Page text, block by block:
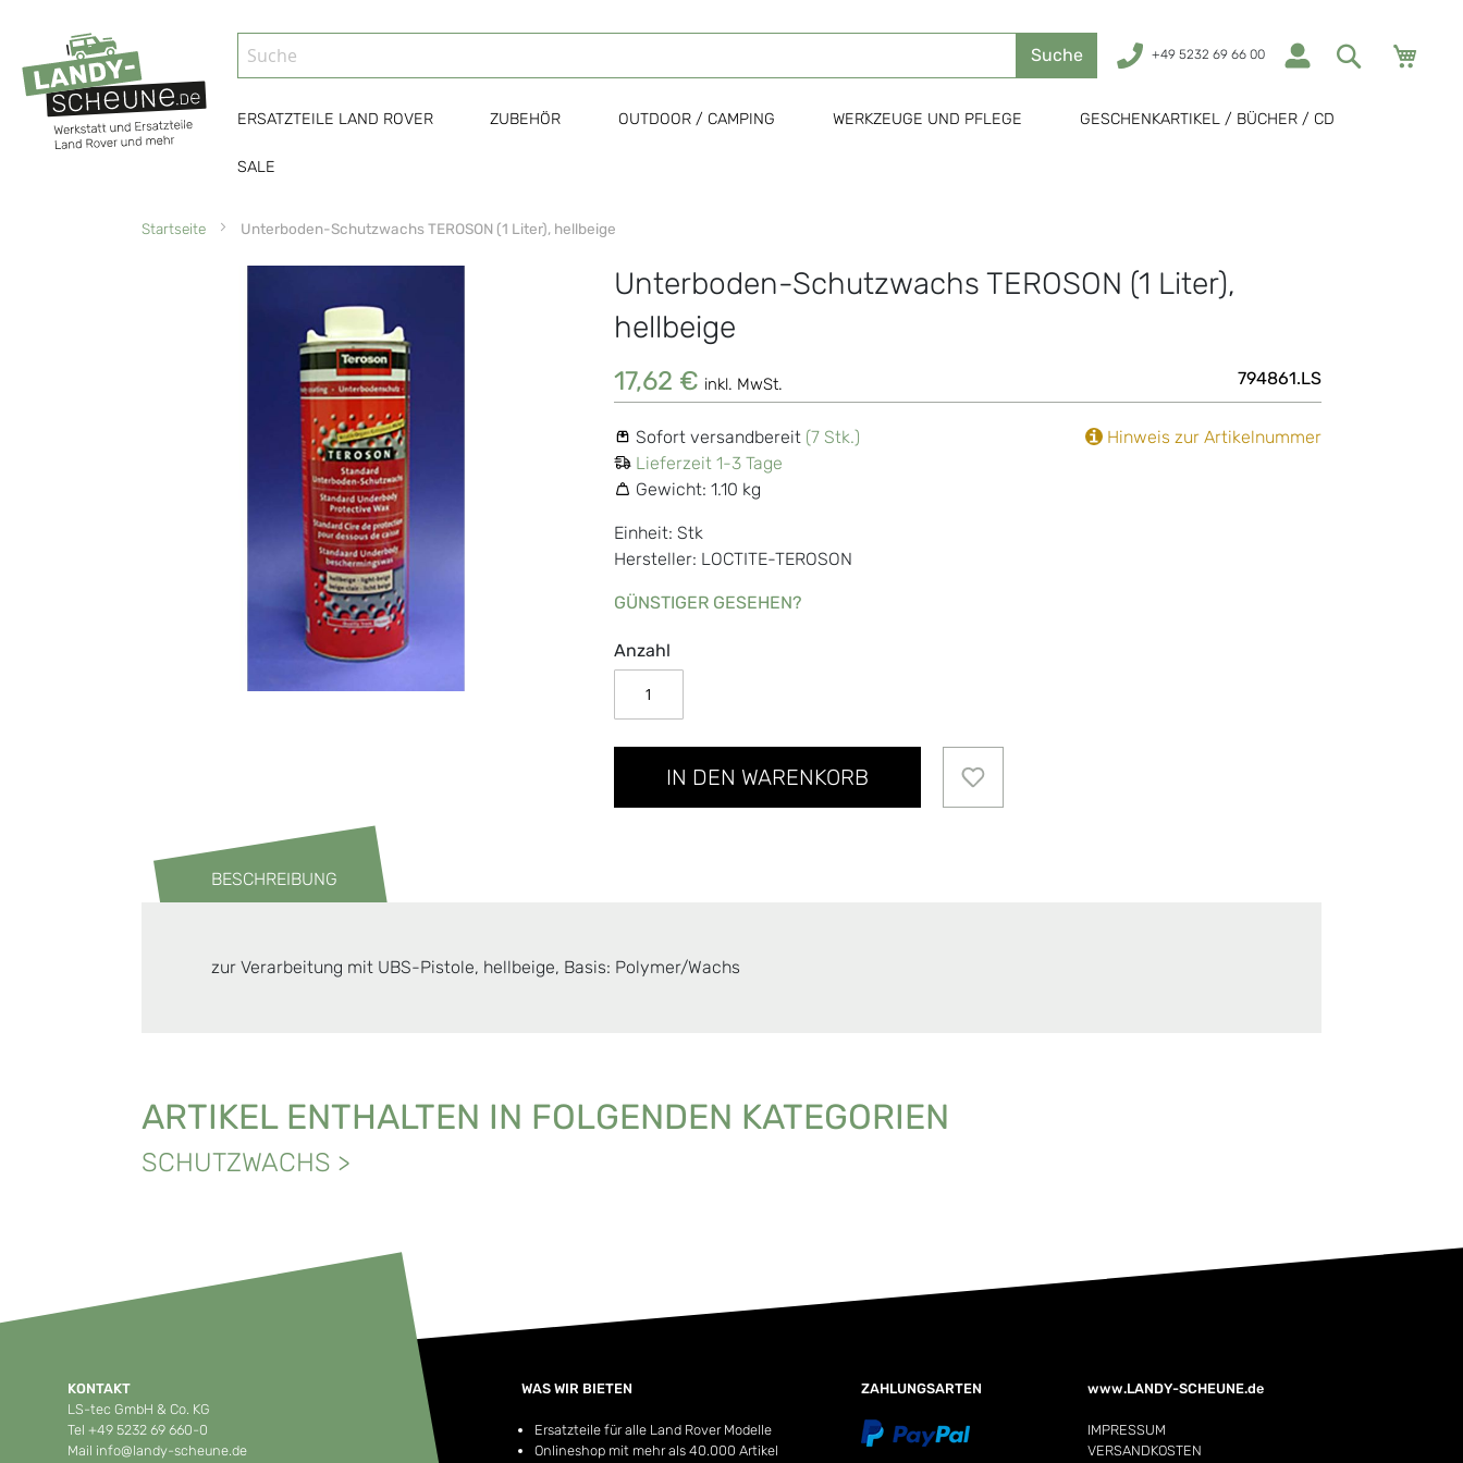
Suche +49 5232 69 66 00
ERSATZTEILE LAND ROVER ZUBEHÖR OUTDOOR / CAMPING WERKZEUGE UND PFLEGE GESCHENKARTIKEL / BÜCHER / CD
SALE
Startseite Unterboden-Schutzwachs TEROSON (1 Liter), hellbeige
springen
Unterboden-Schutzwachs TEROSON (1 Liter),
hellbeige
17,62 € inkl. MwSt. 794861.LS
Sofort versandbereit (7 Stk.)
Lieferzeit 1-3 Tage
Gewicht: 1.10 kg
Einheit: Stk
Hersteller: LOCTITE-TEROSON
GÜNSTIGER GESEHEN?
Hinweis zur Artikelnummer
Anzahl
IN DEN WARENKORB
BESCHREIBUNG
zur Verarbeitung mit UBS-Pistole, hellbeige, Basis: Polymer/Wachs
ARTIKEL ENTHALTEN IN FOLGENDEN KATEGORIEN
SCHUTZWACHS >
KONTAKT
LS-tec GmbH & Co. KG
Tel +49 5232 69 660-0
Mail info@landy-scheune.de
WAS WIR BIETEN
Ersatzteile für alle Land Rover Modelle
Onlineshop mit mehr als 40.000 Artikel
ZAHLUNGSARTEN www.LANDY-SCHEUNE.de
IMPRESSUM
VERSANDKOSTEN